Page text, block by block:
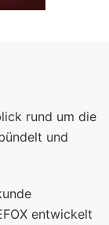
rund um die
und
entwickelt